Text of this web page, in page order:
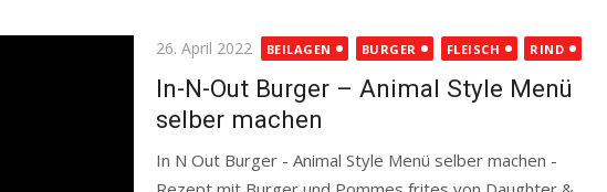
Posted
26. April 2022 BEILAGEN BURGER FLEISCH RIND
In-N-Out Burger – Animal Style Menü
selber machen
In N Out Burger - Animal Style Menü selber machen -